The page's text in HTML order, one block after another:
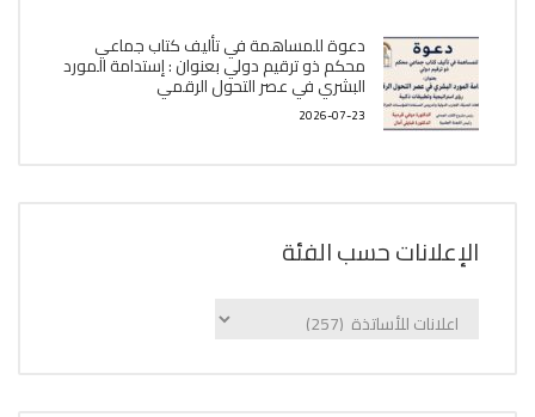
دعوة للمساهمة في تأليف كتاب جماعي
محكم ذو ترقيم دولي بعنوان : إستدامة المورد
البشري في عصر التحول الرقمي
2026-07-23
الإعلانات حسب الفئة
الإعلانات